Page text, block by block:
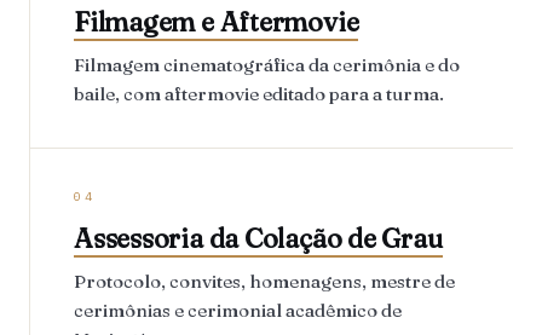
Filmagem e Aftermovie
Filmagem cinematográfica da cerimônia e do
baile, com aftermovie editado para a turma.
04
Assessoria da Colação de Grau
Protocolo, convites, homenagens, mestre de
cerimônias e cerimonial acadêmico de